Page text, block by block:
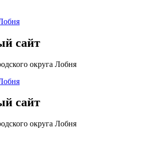
сайт
округа Лобня
сайт
округа Лобня